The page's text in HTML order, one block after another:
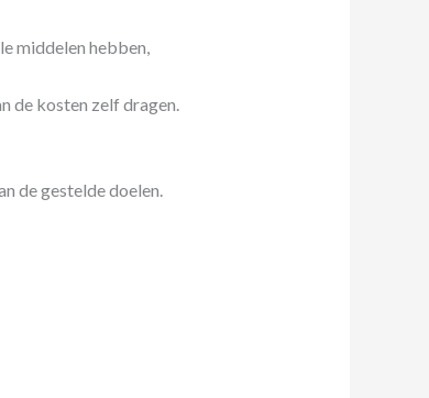
middelen hebben,
de kosten zelf dragen.
de gestelde doelen.